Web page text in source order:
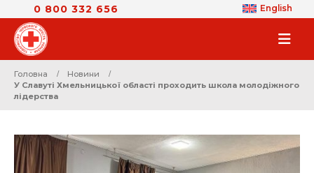
0 800 332 656 English
Головна
Новини
У Славуті Хмельницької області проходить школа молодіжного
лідерства